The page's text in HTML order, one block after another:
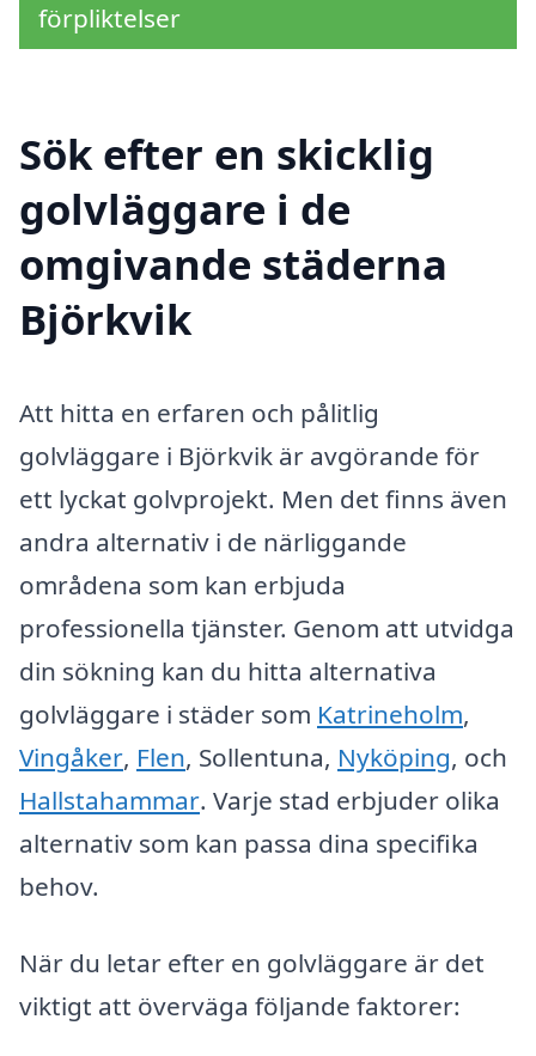
förpliktelser
Sök efter en skicklig
golvläggare i de
omgivande städerna
Björkvik
Att hitta en erfaren och pålitlig
golvläggare i Björkvik är avgörande för
ett lyckat golvprojekt. Men det finns även
andra alternativ i de närliggande
områdena som kan erbjuda
professionella tjänster. Genom att utvidga
din sökning kan du hitta alternativa
golvläggare i städer som Katrineholm,
Vingåker, Flen, Sollentuna, Nyköping, och
Hallstahammar. Varje stad erbjuder olika
alternativ som kan passa dina specifika
behov.
När du letar efter en golvläggare är det
viktigt att överväga följande faktorer: